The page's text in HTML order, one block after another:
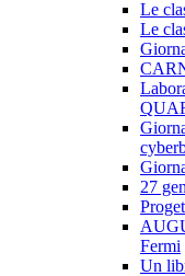
Le
Le
27
Fermi
Un